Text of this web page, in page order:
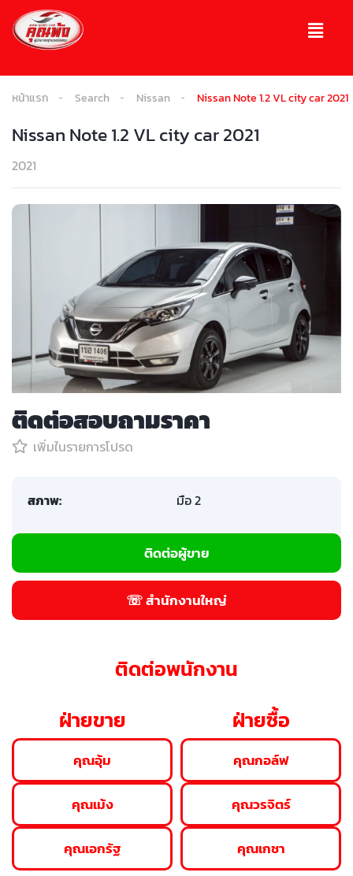
หน้าแรก Search Nissan Nissan Note 1.2 VL city car 2021
Nissan Note 1.2 VL city car 2021
2021
ติดต่อสอบถามราคา
เพิ่มในรายการโปรด
สภาพ: มือ 2
ติดต่อผู้ขาย
☏ สำนักงานใหญ่
ติดต่อพนักงาน
ฝ่ายขาย
คุณอุ้ม
คุณเม้ง
คุณเอกรัฐ
ฝ่ายซื้อ
คุณกอล์ฟ
คุณวรจิตร์
คุณเกชา